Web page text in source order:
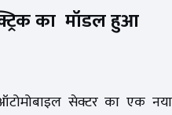
का मॉडल हुआ
सेक्टर का एक नया